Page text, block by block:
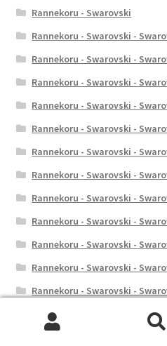
Rannekoru - Swarovski
Rannekoru - Swarovski -
Rannekoru - Swarovski -
Rannekoru - Swarovski -
Rannekoru - Swarovski -
Rannekoru - Swarovski -
Rannekoru - Swarovski -
Rannekoru - Swarovski -
Rannekoru - Swarovski -
Rannekoru - Swarovski -
Rannekoru - Swarovski -
Rannekoru - Swarovski -
Rannekoru - Swarovski -
Rannekoru - Swarovski -